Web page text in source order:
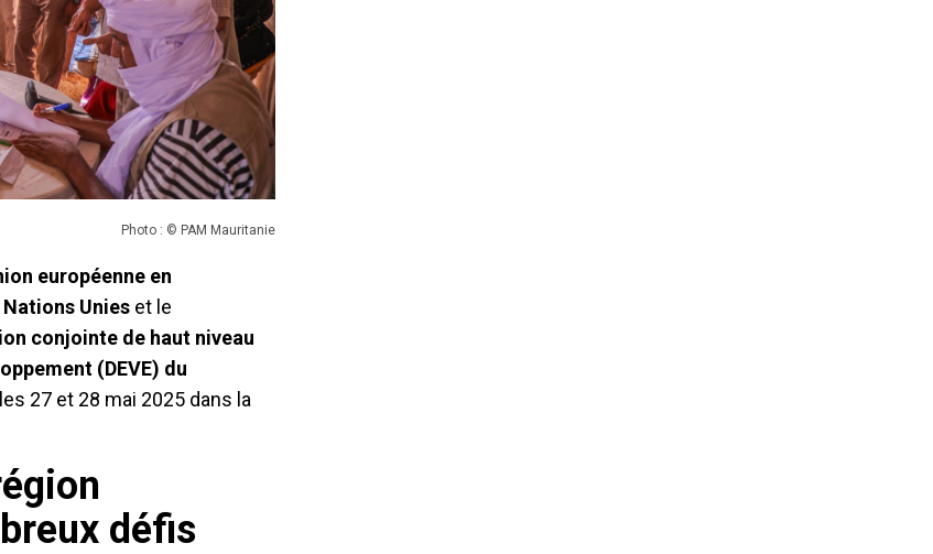
Photo : © PAM Mauritanie
européenne en
Unies et le
conjointe de haut niveau
(DEVE) du
27 et 28 mai 2025 dans la
défis